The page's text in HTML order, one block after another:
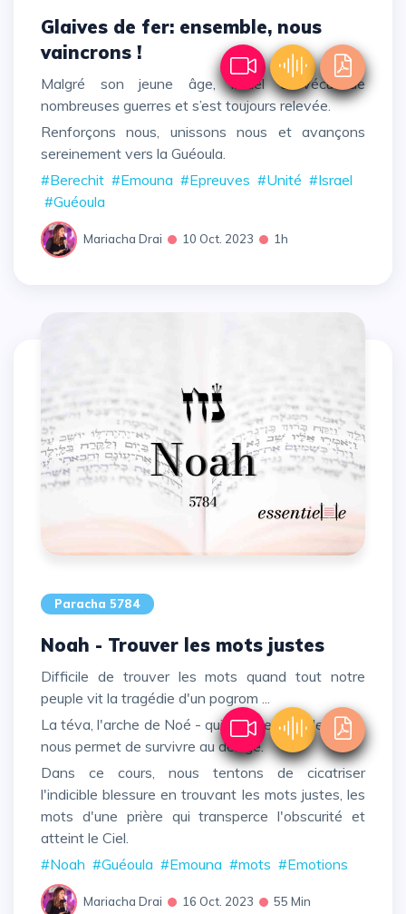
Glaives de fer: ensemble, nous
vaincrons !
Malgré son jeune âge, Israël a vécu de
nombreuses guerres et s’est toujours relevée.
Renforçons nous, unissons nous et avançons
sereinement vers la Guéoula.
#Berechit #Emouna #Epreuves #Unité #Israel
#Guéoula
Mariacha Drai 10 Oct. 2023 1h
Paracha 5784
Noah - Trouver les mots justes
Difficile de trouver les mots quand tout notre
peuple vit la tragédie d'un pogrom ...
La téva, l'arche de Noé - qui signifie aussi le MOT-
nous permet de survivre au déluge.
Dans ce cours, nous tentons de cicatriser
l'indicible blessure en trouvant les mots justes, les
mots d'une prière qui transperce l'obscurité et
atteint le Ciel.
#Noah #Guéoula #Emouna #mots #Emotions
Mariacha Drai 16 Oct. 2023 55 Min